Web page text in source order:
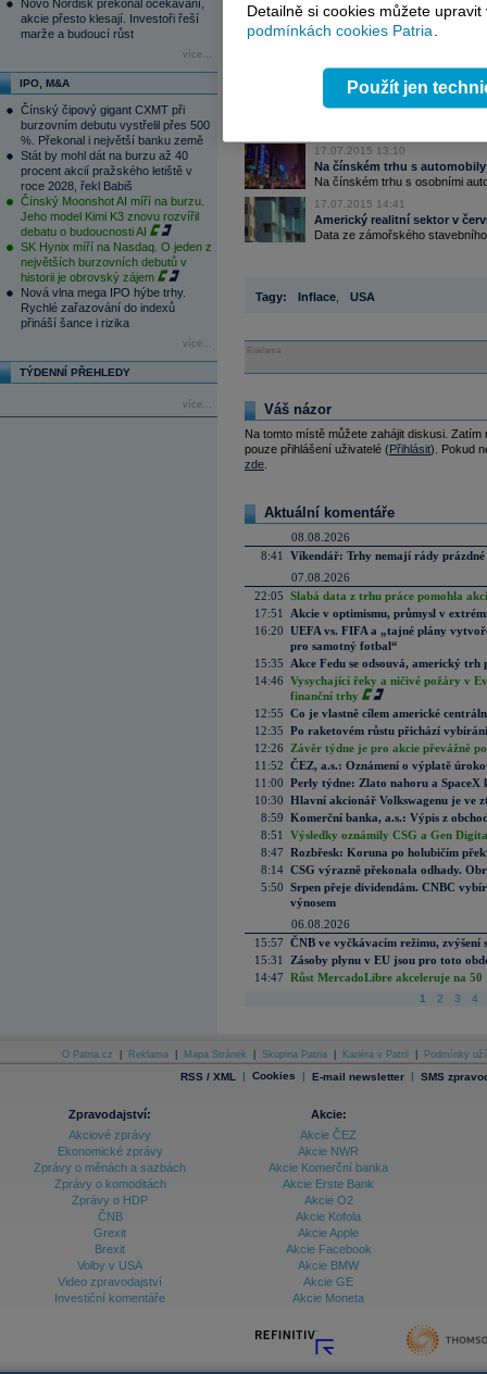
Novo Nordisk překonal očekávání,
akcie přesto klesají. Investoři řeší
marže a budoucí růst
více...
IPO, M&A
Čínský čipový gigant CXMT při
burzovním debutu vystřelil přes 500
%. Překonal i největší banku země
Stát by mohl dát na burzu až 40
procent akcií pražského letiště v
roce 2028, řekl Babiš
Čínský Moonshot AI míří na burzu.
Jeho model Kimi K3 znovu rozvířil
debatu o budoucnosti AI
SK Hynix míří na Nasdaq. O jeden z
největších burzovních debutů v
historii je obrovský zájem
Nová vlna mega IPO hýbe trhy.
Rychlé zařazování do indexů
přináší šance i rizika
více...
TÝDENNÍ PŘEHLEDY
více...
Čtěte více:
17.07.2015 9:54
Konec týdne zatím vypadá
17.07.2015 13:10
Na čínském trhu s
Na čínském trhu s osobními
17.07.2015 14:41
Americký realitní sektor v
Data ze zámořského
Tagy: Inflace USA
Reklama
Váš názor
Na tomto místě můžete zahájit diskusi.
pouze přihlášení uživatelé (Přihlásit). Pokud
zde
Aktuální komentáře
08.08.2026
8:41
Víkendář: Trhy nemají rády prázdné
07.08.2026
22:05 Slabá data z trhu práce pomohla
17:51
Akcie v optimismu, průmysl v
16:20 UEFA vs. FIFA a „tajné plány
pro samotný fotbal“
15:35
Akce Fedu se odsouvá, americký
14:46 Vysychající řeky a ničivé požáry v
finanční trhy
12:55 Co je vlastně cílem americké
12:35 Po raketovém růstu přichází
12:26
Závěr týdne je pro akcie převážně
11:52 ČEZ, a.s.: Oznámení o výplatě
11:00 Perly týdne: Zlato nahoru a SpaceX
10:30 Hlavní akcionář Volkswagenu je ve
8:59 Komerční banka, a.s.: Výpis z
8:51
Výsledky oznámily CSG a Gen
8:47 Rozbřesk: Koruna po holubičím
8:14 CSG výrazně překonala odhady.
5:50 Srpen přeje dividendám. CNBC
výnosem
06.08.2026
15:57 ČNB ve vyčkávacím režimu, zvýšení
15:31
Zásoby plynu v EU jsou pro toto
14:47 Růst MercadoLibre akceleruje na
1 2 3 4
O Patria.cz Reklama Mapa Stránek Skupina Patria Kariéra v Patrii Podmínky
RSS / XML | Cookies | E-mail newsletter | SMS
Zpravodajství:
Akciové zprávy
Ekonomické zprávy
Zprávy o měnách a sazbách
Zprávy o komoditách
Zprávy o HDP
ČNB
Grexit
Brexit
Volby v USA
Video zpravodajství
Investiční komentáře
Akcie:
Akcie ČEZ
Akcie NWR
Akcie Komerční banka
Akcie Erste Bank
Akcie O2
Akcie Kofola
Akcie Apple
Akcie Facebook
Akcie BMW
Akcie GE
Akcie Moneta
Detailně si cookies můžete
podmínkách cookies Patria.
Použít jen